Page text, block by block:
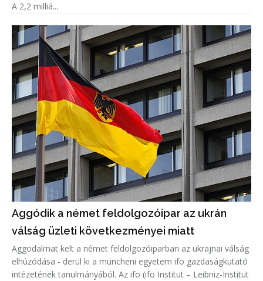
A 2,2 milliá...
Aggódik a német feldolgozóipar az ukrán
válság üzleti következményei miatt
Aggodalmat kelt a német feldolgozóiparban az ukrajnai válság
elhúzódása - derül ki a müncheni egyetem ifo gazdaságkutató
intézetének tanulmányából. Az ifo (ifo Institut – Leibniz-Institut